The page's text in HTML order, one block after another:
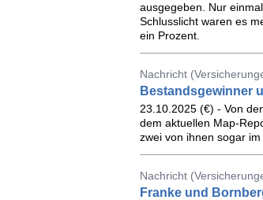
ausgegeben. Nur
Schlusslicht waren es
ein Prozent.
Nachricht
Bestandsgewinner
23.10.2025 (€) - Von
dem aktuellen Map-
zwei von ihnen sogar im
Nachricht
Franke und